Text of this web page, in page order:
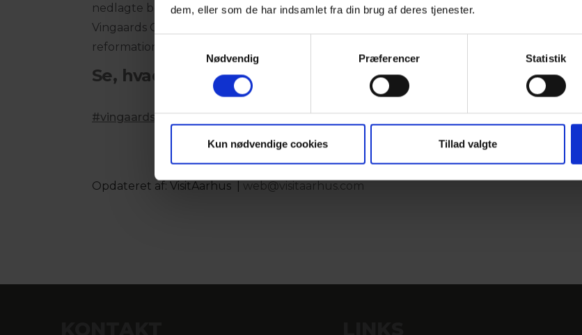
dem, eller som de har indsamlet fra din brug af deres tjenester.
Nødvendig
Præferencer Statistik
Kun nødvendige cookies Tillad valgte
nedlagte bogtrykkeri "Vingaards Officin” for at skabe et grafisk værksted i Viborg. Navnet
Vingaards Officin refererede historisk til den bogtrykker, Hans Vingaard, som i 1529 trykte
reformationsskrivelser i Viborg.
Se, hvad andre deler på Instagram
#vingaardsofficin #visitviborg #visitaarhusregion
Opdateret af: VisitAarhus | web@visitaarhus.com